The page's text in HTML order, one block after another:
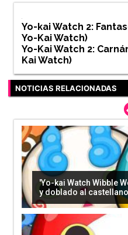
Yo-kai Watch 2:
Yo-Kai Watch)
Yo-Kai Watch 2:
Kai Watch)
NOTICIAS RELACIONADAS
'Yo-kai Watch Wibble
y doblado al castellano